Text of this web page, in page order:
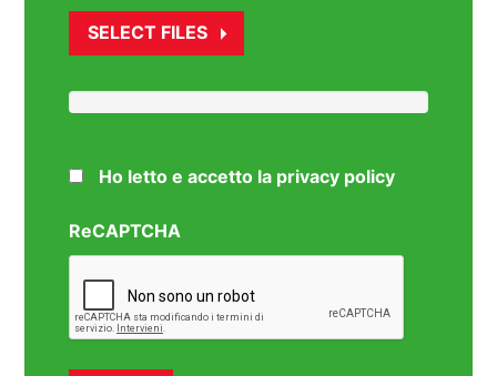
SELECT FILES
Ho letto e accetto la privacy policy
ReCAPTCHA